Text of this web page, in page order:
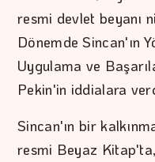
resmi devlet beyanı
Dönemde Sincan'ın
Uygulama ve
Pekin'in iddialara
Sincan'ın bir
resmi Beyaz